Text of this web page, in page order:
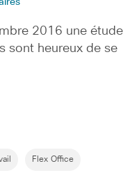
2016 une étude
sont heureux de se
Flex Office